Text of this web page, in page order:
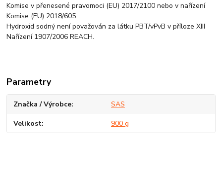
Komise v přenesené pravomoci (EU) 2017/2100 nebo v nařízení
Komise (EU) 2018/605.
Hydroxid sodný není považován za látku PBT/vPvB v příloze XIII
Nařízení 1907/2006 REACH.
Parametry
Značka / Výrobce SAS
Velikost 900 g